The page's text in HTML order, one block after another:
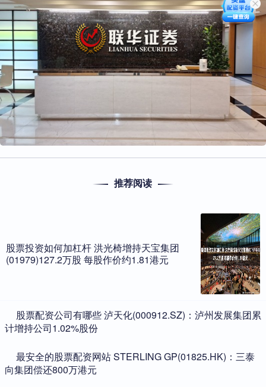
推荐阅读
股票投资如何加杠杆 洪光椅增持天宝集团
(01979)127.2万股 每股作价约1.81港元
​股票配资公司有哪些 泸天化(000912.SZ)：泸州发展集团累
计增持公司1.02%股份
​最安全的股票配资网站 STERLING GP(01825.HK)：三泰
向集团偿还800万港元